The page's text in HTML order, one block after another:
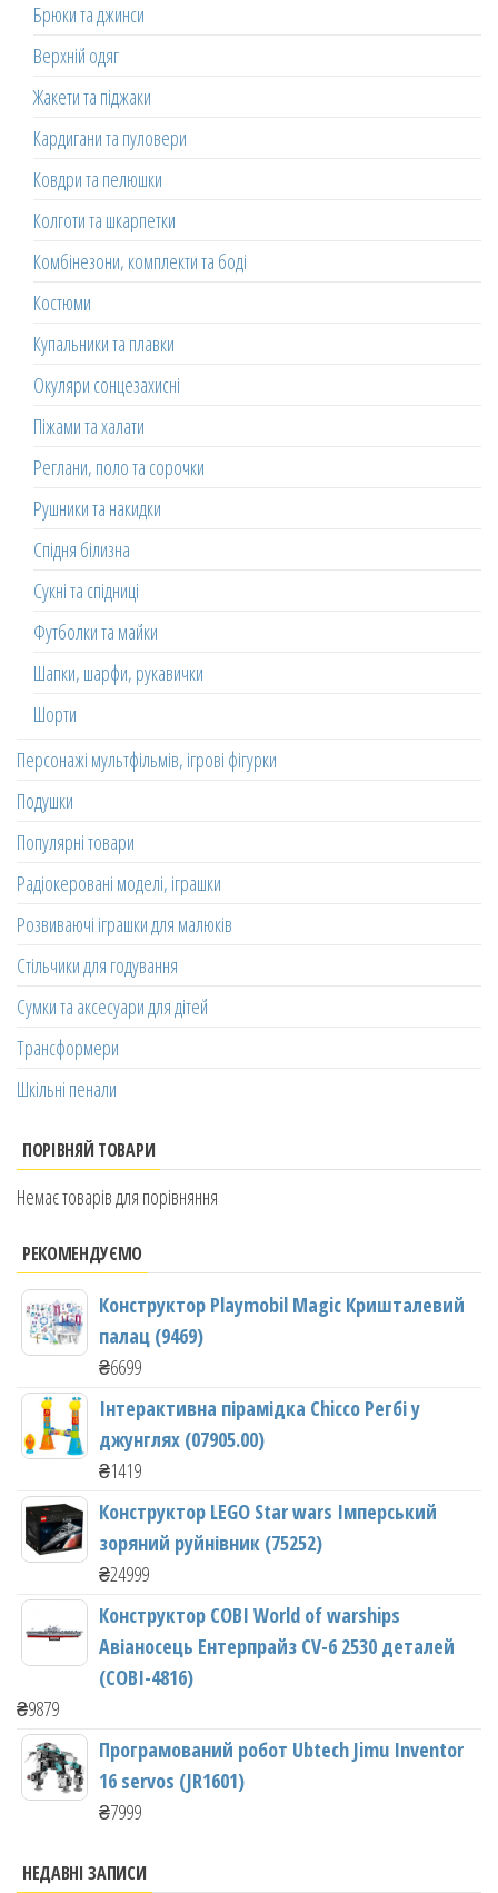
Брюки та джинси
Верхній одяг
Жакети та піджаки
Кардигани та пуловери
Ковдри та пелюшки
Колготи та шкарпетки
Комбінезони, комплекти та боді
Костюми
Купальники та плавки
Окуляри сонцезахисні
Піжами та халати
Реглани, поло та сорочки
Рушники та накидки
Спідня білизна
Сукні та спідниці
Футболки та майки
Шапки, шарфи, рукавички
Шорти
Персонажі мультфільмів, ігрові фігурки
Подушки
Популярні товари
Радіокеровані моделі, іграшки
Розвиваючі іграшки для малюків
Стільчики для годування
Сумки та аксесуари для дітей
Трансформери
Шкільні пенали
ПОРІВНЯЙ ТОВАРИ
Немає товарів для порівняння
РЕКОМЕНДУЄМО
Конструктор Playmobil Magic Кришталевий
палац (9469)
₴6699
Інтерактивна пірамідка Chicco Регбі у
джунглях (07905.00)
₴1419
Конструктор LEGO Star wars Імперський
зоряний руйнівник (75252)
₴24999
Конструктор COBI World of warships
Авіаносець Ентерпрайз CV-6 2530 деталей
(COBI-4816)
₴9879
Програмований робот Ubtech Jimu Inventor
16 servos (JR1601)
₴7999
НЕДАВНІ ЗАПИСИ